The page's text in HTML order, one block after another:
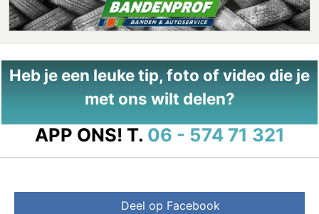
Heb je een leuke tip, foto of video die je
met ons wilt delen?
APP ONS! T. 06 - 574 71 321
Deel op Facebook